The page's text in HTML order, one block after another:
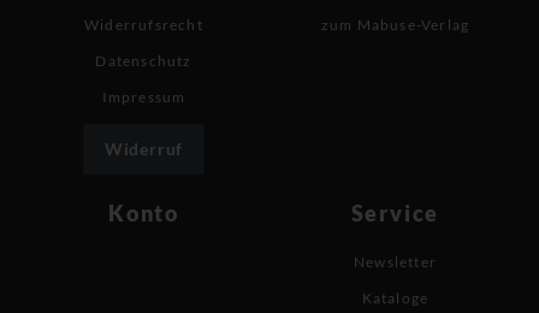
Widerrufsrecht
Datenschutz
Impressum
Widerruf
zum Mabuse-Verlag
Konto Service
Newsletter
Kataloge